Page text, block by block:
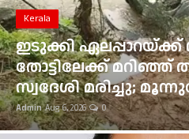
Loksabha Election 2024
Technology
Health
Jobs Mall
Kerala
ഇടുക്കി ഏലപ്പാറയ്ക്ക്
തോട്ടിലേക്ക്
സ്വദേശി മരിച്ചു;
Admin Aug 6, 2026 0